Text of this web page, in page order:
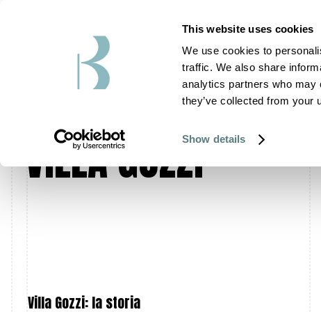
This website uses cookies
We use cookies to
traffic. We also share
analytics partners who may
they’ve collected from your
Show details
MATRIMONIO IN
VILLA GOZZI
Villa Gozzi: la storia